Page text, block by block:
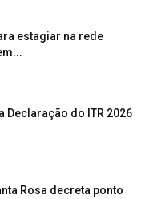
estagiar na rede
Declaração do ITR 2026
Rosa decreta ponto